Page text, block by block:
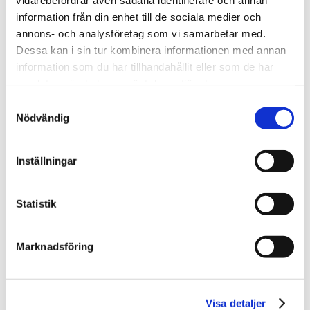
information från din enhet till de sociala medier och
annons- och analysföretag som vi samarbetar med.
Dessa kan i sin tur kombinera informationen med annan
information som du har tillhandahållit eller som de har
Nödvändig
Inställningar
Statistik
Marknadsföring
Visa detaljer
Elektrogatan 7
Yta: 7000 kvm